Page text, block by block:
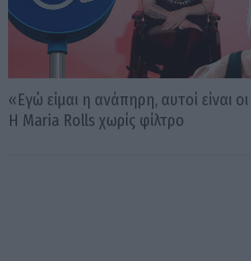
«Εγώ είμαι η ανάπηρη, αυτοί είναι
Η Maria Rolls χωρίς φίλτρο